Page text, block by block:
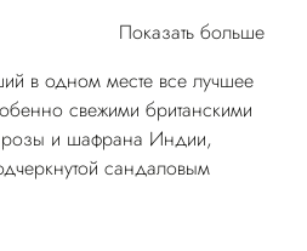
Показать больше
в одном месте все лучшее
свежими британскими
розы и шафрана Индии,
сандаловым